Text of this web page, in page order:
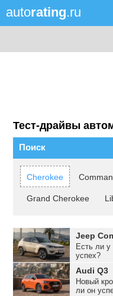
autorating.ru
Тест-драйвы
Поиск
Cherokee
Grand Cherokee
Jeep
Есть ли
успех?
Audi Q3
Новый
ли он